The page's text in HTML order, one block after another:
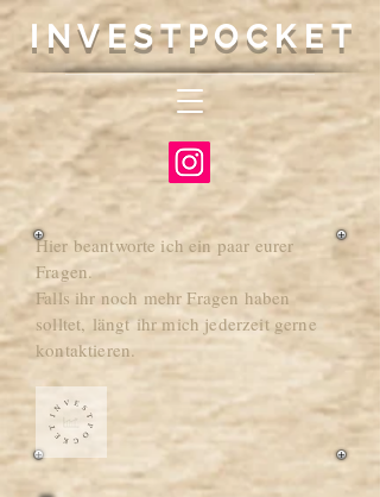
INVESTPOCKET
Hier beantworte ich ein paar eurer
Fragen.
Falls ihr noch mehr Fragen haben
solltet, längtihr mich jederzeit gerne
kontaktieren.